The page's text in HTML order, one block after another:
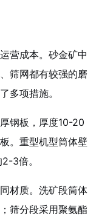
营成本。砂金矿中
筛网都有较强的磨
多项措施。
钢板，厚度10-20
。重型机型筒体壁
3倍。
材质。洗矿段筒体
筛分段采用聚氨酯